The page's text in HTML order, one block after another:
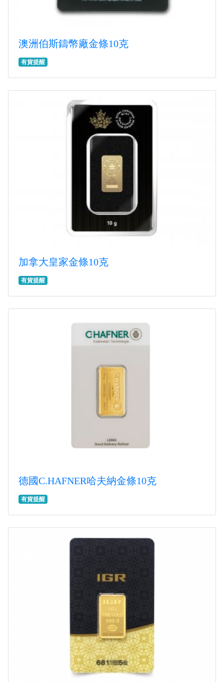
澳洲伯斯鑄幣廠金條10克
有貨提醒
加拿大皇家金條10克
有貨提醒
德國C.HAFNER哈夫納金條10克
有貨提醒